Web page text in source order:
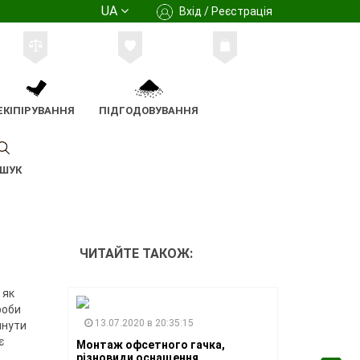
UA Вхід / Реєстрація
ПІДГОДОВУВАННЯ
як
ЧИТАЙТЕ ТАКОЖ:
13.07.2020 в 20:35:15
Монтаж офсетного гачка,